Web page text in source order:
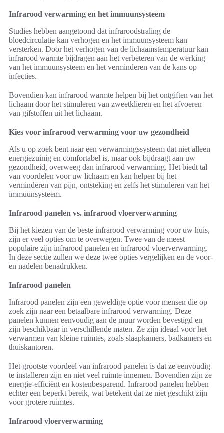
Infrarood verwarming en het immuunsysteem
Studies hebben aangetoond dat infraroodstraling de
bloedcirculatie kan verhogen en het immuunsysteem kan
versterken. Door het verhogen van de lichaamstemperatuur kan
infrarood warmte bijdragen aan het verbeteren van de werking
van het immuunsysteem en het verminderen van de kans op
infecties.
Bovendien kan infrarood warmte helpen bij het ontgiften van het
lichaam door het stimuleren van zweetklieren en het afvoeren
van gifstoffen uit het lichaam.
Kies voor infrarood verwarming voor uw gezondheid
Als u op zoek bent naar een verwarmingssysteem dat niet alleen
energiezuinig en comfortabel is, maar ook bijdraagt aan uw
gezondheid, overweeg dan infrarood verwarming. Het biedt tal
van voordelen voor uw lichaam en kan helpen bij het
verminderen van pijn, ontsteking en zelfs het stimuleren van het
immuunsysteem.
Infrarood panelen vs. infrarood vloerverwarming
Bij het kiezen van de beste infrarood verwarming voor uw huis,
zijn er veel opties om te overwegen. Twee van de meest
populaire zijn infrarood panelen en infrarood vloerverwarming.
In deze sectie zullen we deze twee opties vergelijken en de voor-
en nadelen benadrukken.
Infrarood panelen
Infrarood panelen zijn een geweldige optie voor mensen die op
zoek zijn naar een betaalbare infrarood verwarming. Deze
panelen kunnen eenvoudig aan de muur worden bevestigd en
zijn beschikbaar in verschillende maten. Ze zijn ideaal voor het
verwarmen van kleine ruimtes, zoals slaapkamers, badkamers en
thuiskantoren.
Het grootste voordeel van infrarood panelen is dat ze eenvoudig
te installeren zijn en niet veel ruimte innemen. Bovendien zijn ze
energie-efficiënt en kostenbesparend. Infrarood panelen hebben
echter een beperkt bereik, wat betekent dat ze niet geschikt zijn
voor grotere ruimtes.
Infrarood vloerverwarming